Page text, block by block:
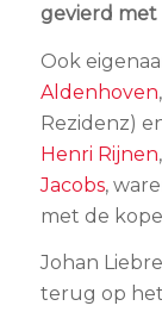
gevierd met
Ook
Aldenhoven
Rezidenz)
Henri Rijnen,
Jacobs,
met de
Johan
terug op